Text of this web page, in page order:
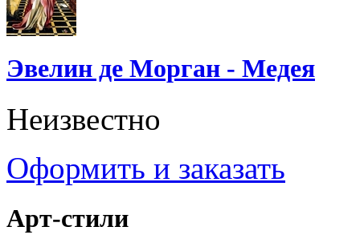
Эвелин де Морган - Медея
Неизвестно
Оформить и заказать
Арт-стили